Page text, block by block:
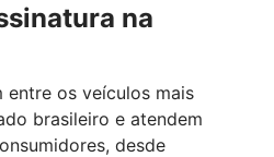
na
entre os veículos mais
brasileiro e atendem
desde